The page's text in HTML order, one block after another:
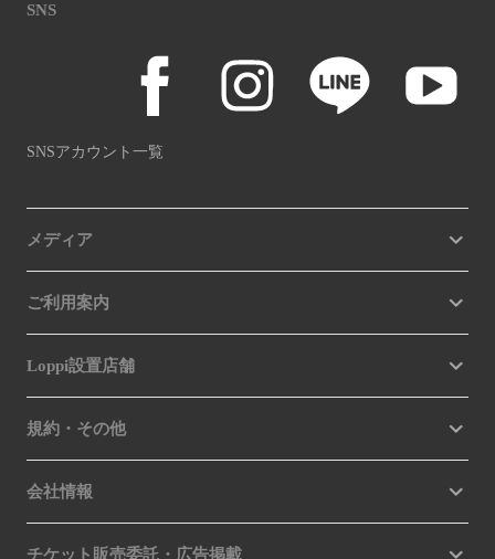
SNS
SNSアカウント一覧
メディア
ご利用案内
Loppi設置店舗
規約・その他
会社情報
チケット販売委託・広告掲載